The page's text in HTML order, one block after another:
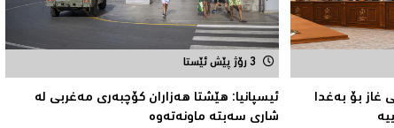
غاز بۆ بەغدا
3 رۆژ پێش ئێستا
ئیسپانیا: هێشتا هه‌زاران كۆچبه‌ری مه‌غربی له‌
شاری سه‌بته‌ ماونه‌ته‌وه‌